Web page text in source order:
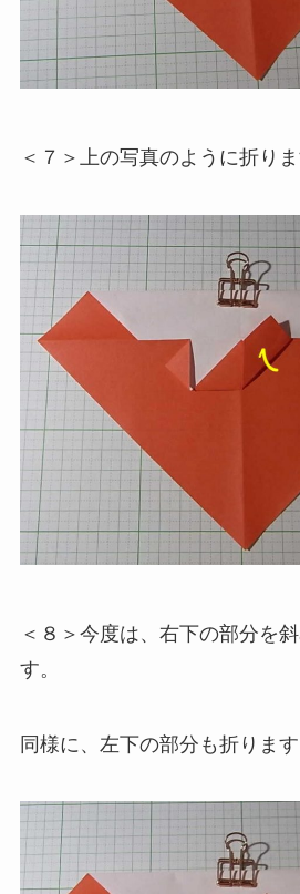
＜７＞上の写真のように折りま
＜８＞今度は、右下の部分を
す。
同様に、左下の部分も折ります